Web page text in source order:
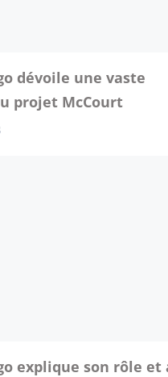
dévoile une vaste
projet McCourt
explique son rôle